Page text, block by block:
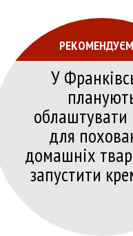
У
облаштувати
для
домашніх
запустити